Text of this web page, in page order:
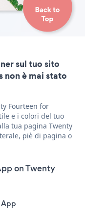
sul tuo sito
non è mai stato
Fourteen for
e i colori del tuo
tua pagina Twenty
piè di pagina o
on Twenty